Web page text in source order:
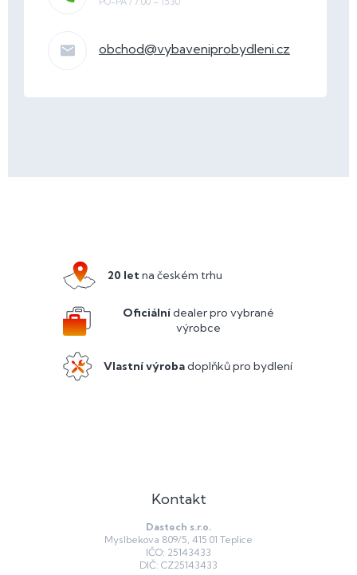
obchod@vybaveniprobydleni.cz
20 letna českém trhu
Oficiálnídealer pro vybrané
výrobce
Vlastní výrobadoplňků pro bydlení
Kontakt
Dastech s.r.o.
Myslbekova 809/5, 415 01 Teplice
IČO: 25143433
DIČ: CZ25143433